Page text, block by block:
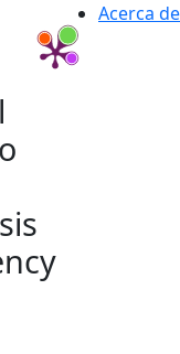
Acerca de